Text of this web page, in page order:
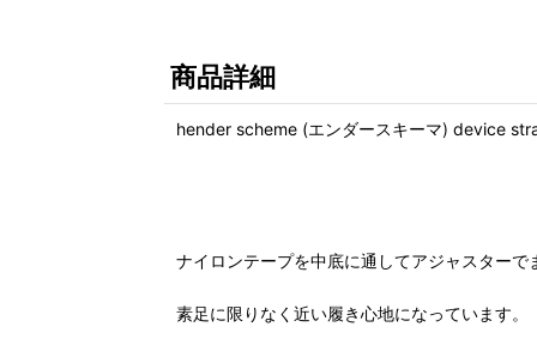
商品詳細
hender scheme (エンダースキーマ) device
ナイロンテープを中底に通してアジャスター
素足に限りなく近い履き心地になっています。